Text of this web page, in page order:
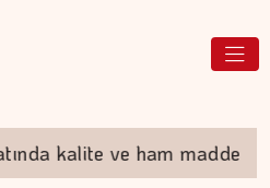
kalite ve ham madde